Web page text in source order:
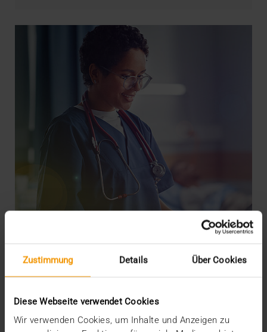
Zustimmung Details Über Cookies
Diese Webseite verwendet Cookies
Wir verwenden Cookies, um Inhalte und Anzeigen zu